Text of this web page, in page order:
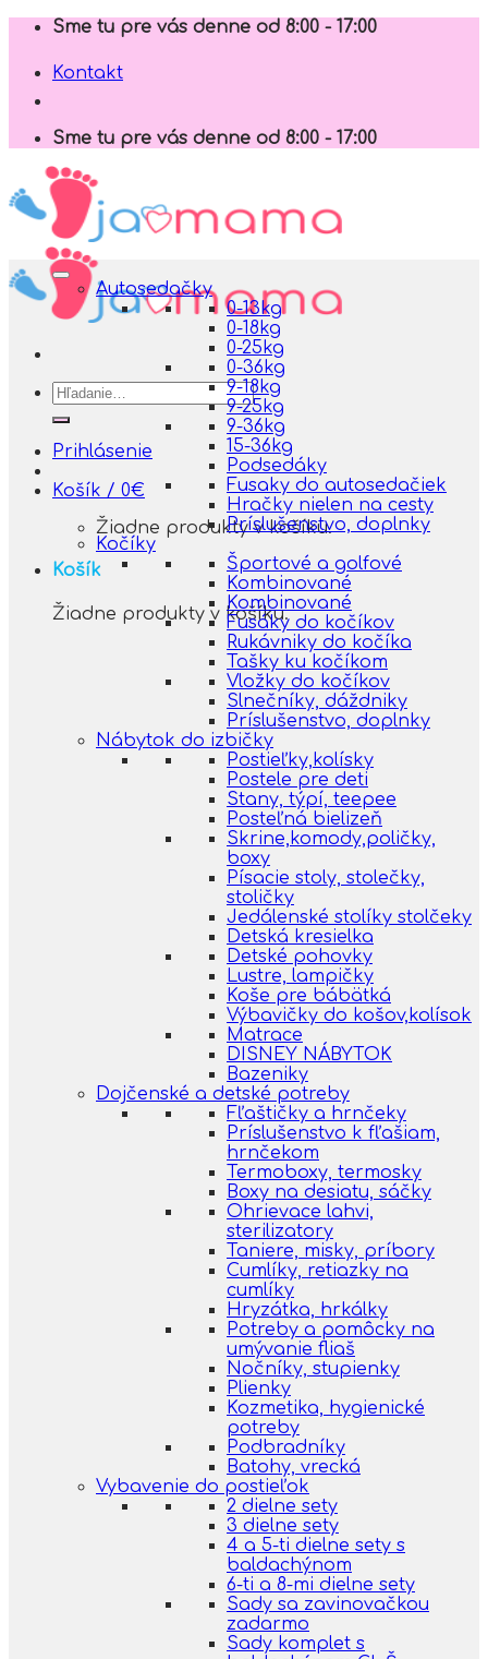
Skip
content
Sme tu pre vás denne od 8:00 - 17:00
Kontakt
Sme tu pre vás denne od 8:00 - 17:00
Hľadať:
Prihlásenie
Košík / 0€
Žiadne produkty v košíku.
Košík
Žiadne produkty v košíku.
Autosedačky
0-13kg
0-18kg
0-25kg
0-36kg
9-18kg
9-25kg
9-36kg
15-36kg
Podsedáky
Fusaky do autosedačiek
Hračky nielen na cesty
Príslušenstvo, doplnky
Kočíky
Športové a golfové
Kombinované
Kombinované
Fusáky do kočíkov
Rukávniky do kočíka
Tašky ku kočíkom
Vložky do kočíkov
Slnečníky, dáždniky
Príslušenstvo, doplnky
Nábytok do izbičky
Postieľky,kolísky
Postele pre deti
Stany, týpí, teepee
Posteľná bielizeň
Skrine,komody,poličky,
boxy
Písacie stoly, stolečky,
stoličky
Jedálenské stolíky stolčeky
Detská kresielka
Detské pohovky
Lustre, lampičky
Koše pre bábätká
Výbavičky do košov,kolísok
Matrace
DISNEY NÁBYTOK
Bazeniky
Dojčenské a detské potreby
Fľaštičky a hrnčeky
Príslušenstvo k fľašiam,
hrnčekom
Termoboxy, termosky
Boxy na desiatu, sáčky
Ohrievace lahvi,
sterilizatory
Taniere, misky, príbory
Cumlíky, retiazky na
cumlíky
Hryzátka, hrkálky
Potreby a pomôcky na
umývanie fliaš
Nočníky, stupienky
Plienky
Kozmetika, hygienické
potreby
Podbradníky
Batohy, vrecká
Vybavenie do postieľok
2 dielne sety
3 dielne sety
4 a 5-ti dielne sety s
baldachýnom
6-ti a 8-mi dielne sety
Sady sa zavinovačkou
zadarmo
Sady komplet s